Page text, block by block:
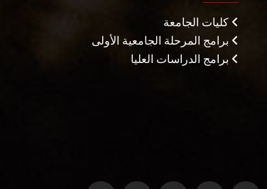
كليات الجامعة
برامج المرحلة الجامعية الأولى
برامج الدراسات العليا